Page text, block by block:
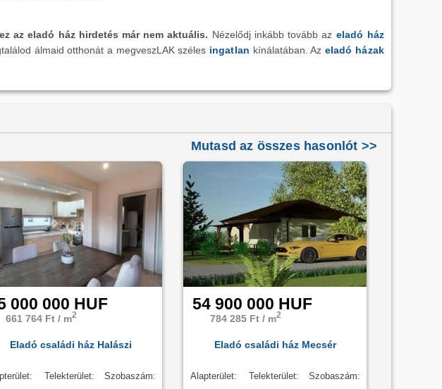
az eladó ház hirdetés már nem aktuális. Nézelődj inkább tovább az eladó ház
álmaid otthonát a megveszLAK széles ingatlan kínálatában. Az eladó házak
Mutasd az összes hasonlót >>
000 000 HUF
661 764 Ft / m2
Eladó családi ház Halászi
Telekterület:
Szobaszám:
54 900 000 HUF
784 285 Ft / m2
Eladó családi ház Mecsér
Alapterület: Telekterület:
Szobaszám: